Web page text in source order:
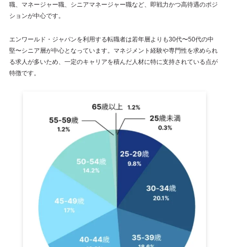
職、マネージャー職、シニアマネージャー職など、即戦力かつ高待遇のポジ
ションが中心です。
エンワールド・ジャパンを利用する転職者は若年層よりも30代〜50代の中
堅〜シニア層が中心となっています。マネジメント経験や専門性を求められ
る求人が多いため、一定のキャリアを積んだ人材に特に支持されている点が
特徴です。